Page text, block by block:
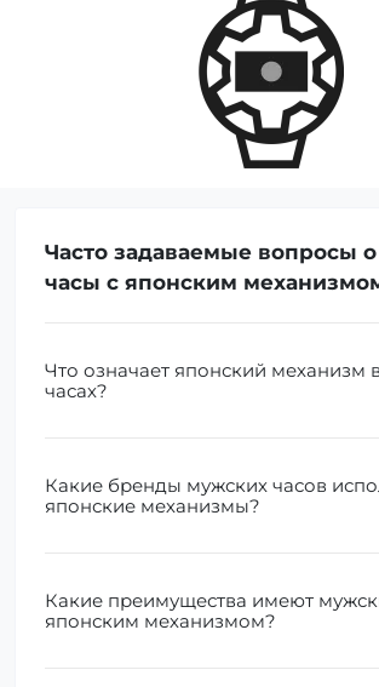
Часто задаваемые вопросы
часы с японским
Что означает японский механизм
часах?
Какие бренды мужских часов
японские механизмы?
Какие преимущества имеют
японским механизмом?